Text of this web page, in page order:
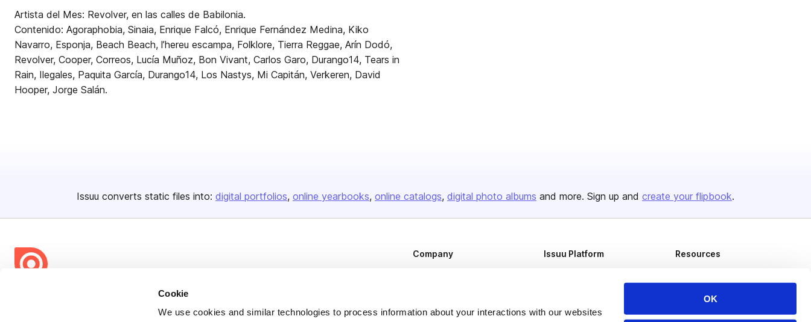
Cookie
We use cookies and similar technologies to process information about your interactions with our websites
OK
Artista del Mes: Revolver, en las calles de Babilonia.
Contenido: Agoraphobia, Sinaia, Enrique Falcó, Enrique Fernández Medina, Kiko
Navarro, Esponja, Beach Beach, l’hereu escampa, Folklore, Tierra Reggae, Arín Dodó,
Revolver, Cooper, Correos, Lucía Muñoz, Bon Vivant, Carlos Garo, Durango14, Tears in
Rain, Ilegales, Paquita García, Durango14, Los Nastys, Mi Capitán, Verkeren, David
Hooper, Jorge Salán.
Issuu converts static files into: digital portfolios online yearbooks online catalogs digital photo albums and more. Sign up and create your flipbook.
share everywhere.
Company
Plans & Pricing
Issuu Platform
Flipbook
Resources
Publisher Directory
Redeem Code